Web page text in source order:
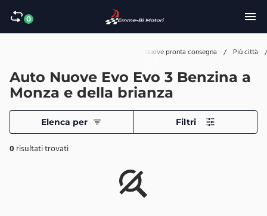
0
Nuove pronta consegna / Più città
Auto Nuove Evo Evo 3 Benzina a
Monza e della brianza
Elenca per Filtri
0risultati trovati